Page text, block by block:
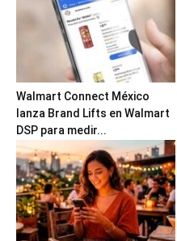
Walmart Connect México
lanza Brand Lifts en Walmart
DSP para medir...